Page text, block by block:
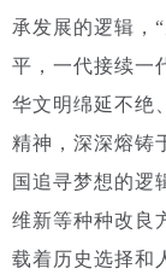
承发展的逻辑，
平，一代接续一
华文明绵延不绝
精神，深深熔铸
国追寻梦想的逻
维新等种种改良
载着历史选择和